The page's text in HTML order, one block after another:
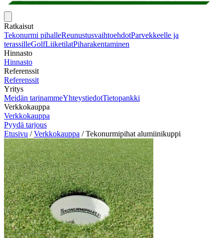
Ratkaisut
Tekonurmi pihalleReunustusvaihtoehdotParvekkeelle ja
terassilleGolfLiiketilatPiharakentaminen
Hinnasto
Hinnasto
Referenssit
Referenssit
Yritys
Meidän tarinammeYhteystiedotTietopankki
Verkkokauppa
Verkkokauppa
Pyydä tarjous
Etusivu / Verkkokauppa / Tekonurmipihat alumiinikuppi